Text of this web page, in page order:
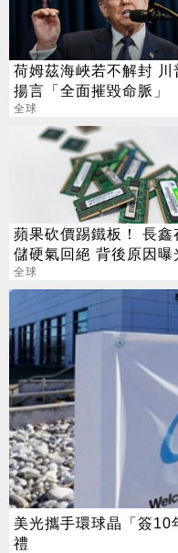
荷姆茲海峽若不解封 川
揚言「全面摧毀命脈」
全球
蘋果砍價踢鐵板！ 長鑫
儲硬氣回絕 背後原因曝
全球
美光攜手環球晶「簽10
禮